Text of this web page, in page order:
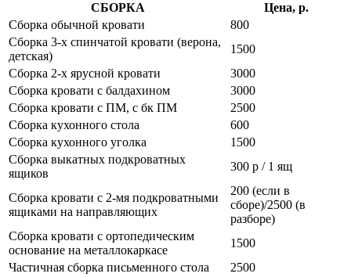
СБОРКА
Цена, р.
Сборка обычной кровати
800
Сборка 3-х спинчатой кровати (верона,
детская)
1500
Сборка 2-х ярусной кровати
3000
Сборка кровати с балдахином
3000
Сборка кровати с ПМ, с бк ПМ
2500
Сборка кухонного стола
600
Сборка кухонного уголка
1500
Сборка выкатных подкроватных
ящиков
300 р / 1 ящ
Сборка кровати с 2-мя подкроватными
ящиками на направляющих
200 (если в
сборе)/2500 (в
разборе)
Сборка кровати с ортопедическим
основание на металлокаркасе
1500
Частичная сборка письменного стола
2500